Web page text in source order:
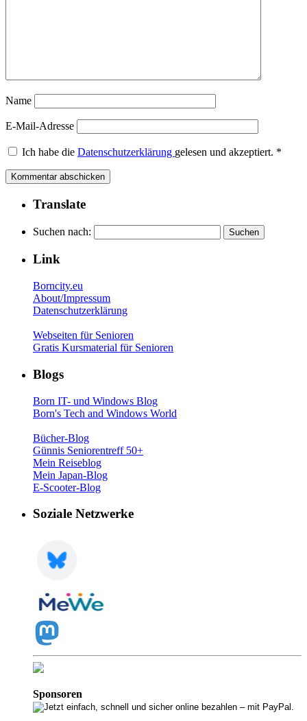
Name
E-Mail-Adresse
Ich habe die Datenschutzerklärung gelesen und akzeptiert. *
Translate
Suchen nach:
Link
Borncity.eu
About/Impressum
Datenschutzerklärung
Webseiten für Senioren
Gratis Kursmaterial für Senioren
Blogs
Born IT- und Windows Blog
Born's Tech and Windows World
Bücher-Blog
Günnis Seniorentreff 50+
Mein Reiseblog
Mein Japan-Blog
E-Scooter-Blog
Soziale Netzwerke
Sponsoren